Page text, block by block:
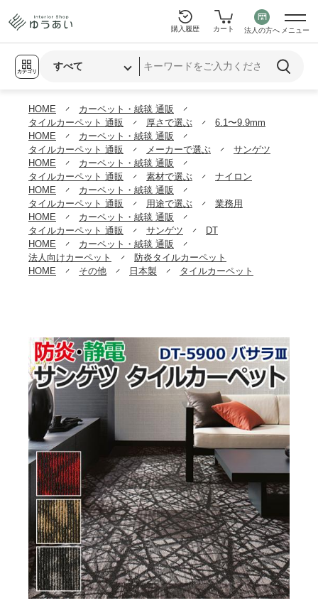
カテゴリ
購入履歴 カート 法人の方へ メニュー
HOME
カーペット・絨毯 通販
タイルカーペット 通販
厚さで選ぶ
6.1〜9.9mm
HOME
カーペット・絨毯 通販
タイルカーペット 通販
メーカーで選ぶ
サンゲツ
HOME
カーペット・絨毯 通販
タイルカーペット 通販
素材で選ぶ
ナイロン
HOME
カーペット・絨毯 通販
タイルカーペット 通販
用途で選ぶ
業務用
HOME
カーペット・絨毯 通販
タイルカーペット 通販
サンゲツ
DT
HOME
カーペット・絨毯 通販
法人向けカーペット
防炎タイルカーペット
HOME
その他 日本製 タイルカーペット